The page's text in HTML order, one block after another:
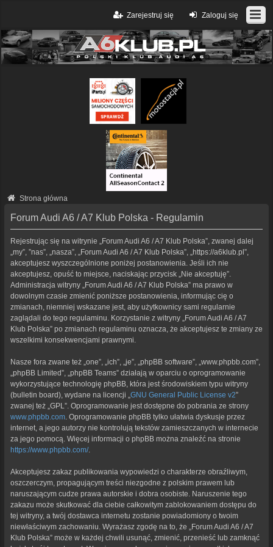
Zaloguj się
Zarejestruj się
Strona główna
Forum Audi A6 / A7 Klub Polska - Regulamin
Rejestrując się na witrynie „Forum Audi A6 / A7 Klub Polska”, zwanej dalej
„my”, ”nas”, „nasza”, „Forum Audi A6 / A7 Klub Polska”, „https://a6klub.pl”,
akceptujesz wyszczególnione poniżej postanowienia. Jeśli ich nie
akceptujesz, opuść to miejsce, naciskając przycisk „Nie akceptuję”.
Administracja witryny „Forum Audi A6 / A7 Klub Polska” ma prawo w
dowolnym czasie zmienić poniższe postanowienia, informując cię o
zmianach, niemniej wskazane jest, aby użytkownicy sami regularnie
zaglądali do tego regulaminu. Korzystanie z witryny „Forum Audi A6 / A7
Klub Polska” po zmianach regulaminu oznacza, że akceptujesz te zmiany ze
wszelkimi konsekwencjami prawnymi.
Nasze fora zwane też „one”, „ich”, „je”, „phpBB software”, „www.phpbb.com”,
„phpBB Limited”, „phpBB Teams” działają w oparciu o oprogramowanie
wykorzystujące technologię phpBB, która jest środowiskiem typu witryny
(bulletin board), wydane na licencji „GNU General Public License v2”
zwanej też „GPL”. Oprogramowanie jest dostępne do pobrania ze strony
www.phpbb.com. Oprogramowanie phpBB tylko ułatwia dyskusje przez
internet, a jego autorzy nie kontrolują tekstów zamieszczanych w internecie
za jego pomocą. Więcej informacji o phpBB można znaleźć na stronie
https://www.phpbb.com/.
Akceptujesz zakaz publikowania wypowiedzi o charakterze obraźliwym,
oszczerczym, propagującym treści niezgodne z polskim prawem lub
naruszającym cudze prawa autorskie i dobra osobiste. Naruszenie tego
zakazu może skutkować dla ciebie całkowitym zablokowaniem dostępu do
tej witryny, a twój dostawca internetu zostanie powiadomiony o twoim
niewłaściwym zachowaniu. Wyrażasz zgodę na to, że „Forum Audi A6 / A7
Klub Polska” może w każdej chwili usunąć, zmienić, przenieść lub zamknąć